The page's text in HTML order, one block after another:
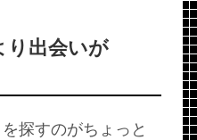
り出会いが
探すのがちょっと